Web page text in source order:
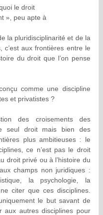
le droit
», peu apte à
la pluridisciplinarité et de la
c’est aux frontières entre le
du droit que l’on pense
comme une discipline
et privatistes ?
des croisements des
seul droit mais bien des
plus ambitieuses : le
ce n’est pas le droit
droit privé ou à l’histoire du
champs non juridiques :
la psychologie, la
citer que ces disciplines.
le but savant de
aux autres disciplines pour